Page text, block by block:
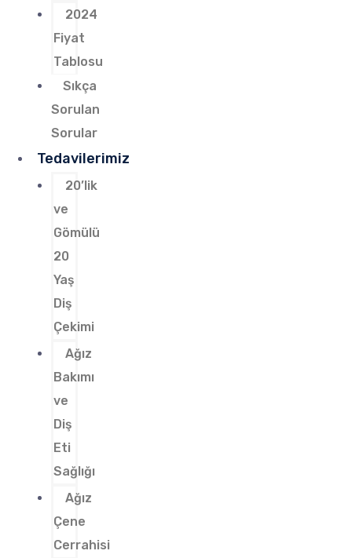
2024
Fiyat
Tablosu
Sıkça
Sorulan
Sorular
Tedavilerimiz
20’lik
ve
Gömülü
20
Yaş
Diş
Çekimi
Ağız
Bakımı
ve
Diş
Eti
Sağlığı
Ağız
Çene
Cerrahisi